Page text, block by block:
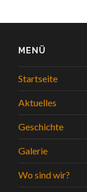
MENÜ
Startseite
Aktuelles
Geschichte
Galerie
Wo sind wir?